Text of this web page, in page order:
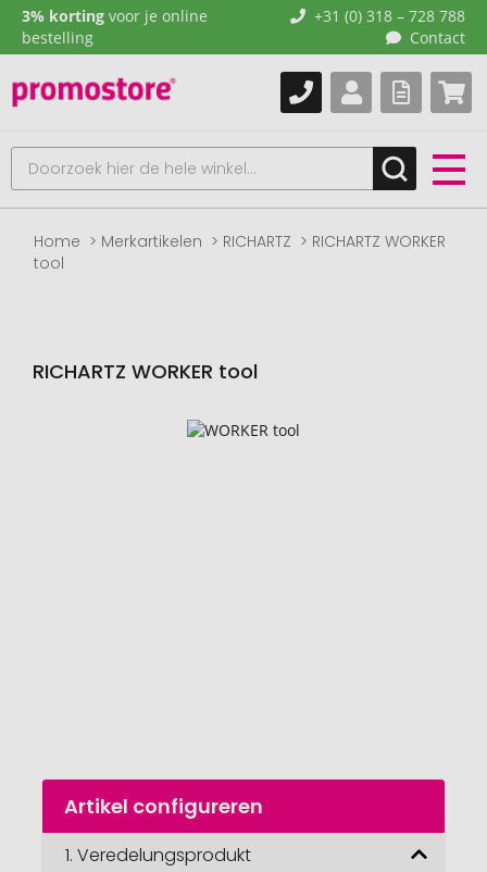
3% korting voor je online
bestelling
+31 (0) 318 – 728 788
Contact
Home Merkartikelen RICHARTZ
RICHARTZ WORKER
tool
RICHARTZ WORKER tool
Naar
begin
Artikel configureren
1. Veredelungsprodukt